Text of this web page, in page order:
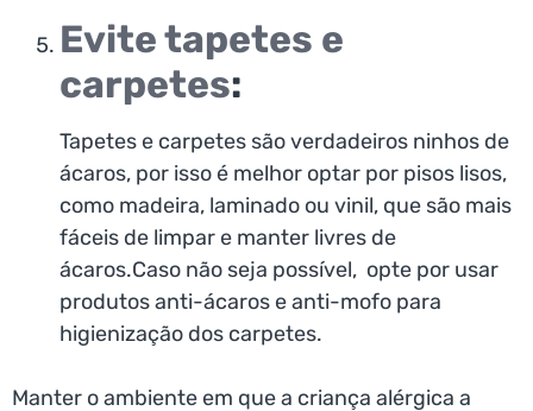
Evite tapetes e
carpetes:
Tapetes e carpetes são verdadeiros ninhos de
ácaros, por isso é melhor optar por pisos lisos,
como madeira, laminado ou vinil, que são mais
fáceis de limpar e manter livres de
ácaros.Caso não seja possível, opte por usar
produtos anti-ácaros e anti-mofo para
higienização dos carpetes.
Manter o ambiente em que a criança alérgica a